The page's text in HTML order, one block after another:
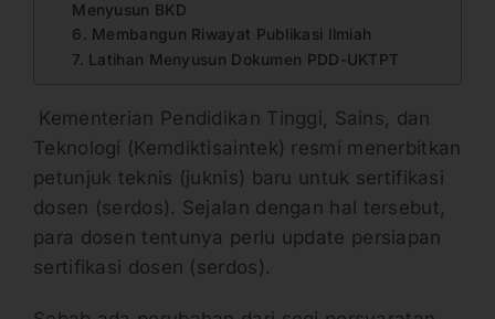
Menyusun BKD
6. Membangun Riwayat Publikasi Ilmiah
7. Latihan Menyusun Dokumen PDD-UKTPT
Kementerian Pendidikan Tinggi, Sains, dan
Teknologi (Kemdiktisaintek) resmi menerbitkan
petunjuk teknis (juknis) baru untuk sertifikasi
dosen (serdos). Sejalan dengan hal tersebut,
para dosen tentunya perlu update persiapan
sertifikasi dosen (serdos).